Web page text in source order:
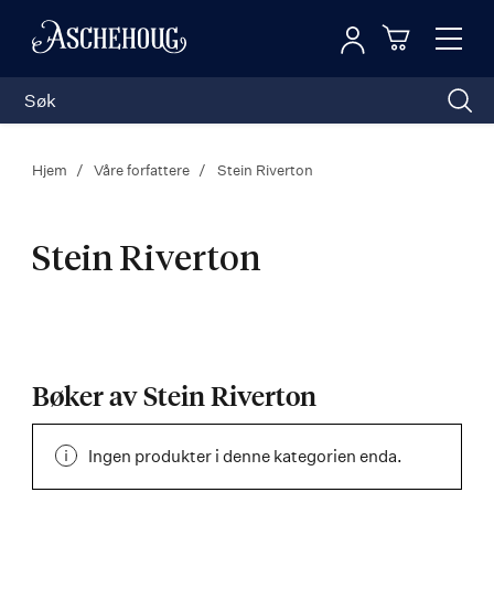
Toggle
Logg inn
Hjem Våre forfattere Stein Riverton
Stein Riverton
Bøker av Stein Riverton
Ingen produkter i denne kategorien enda.